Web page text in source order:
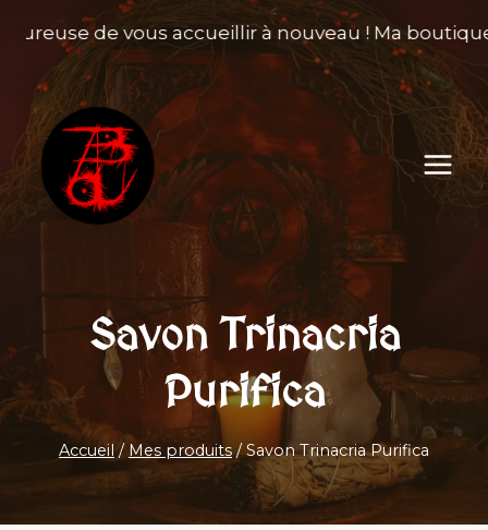
de vous accueillir à nouveau ! Ma
Savon Trinacria
Purifica
Accueil / Mes produits / Savon Trinacria Purifica